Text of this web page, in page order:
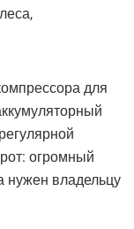
для
огромный
нужен владельцу